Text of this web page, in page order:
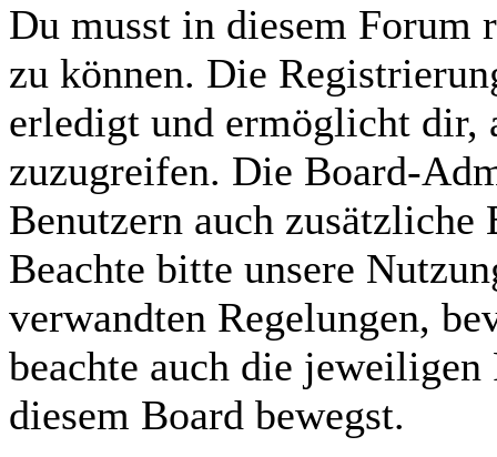
Du musst in diesem Forum
zu können. Die
erledigt und ermöglicht dir,
zuzugreifen. Die Board-
Benutzern auch zusätzliche
Beachte bitte unsere
verwandten Regelungen,
beachte auch die
diesem Board bewegst.